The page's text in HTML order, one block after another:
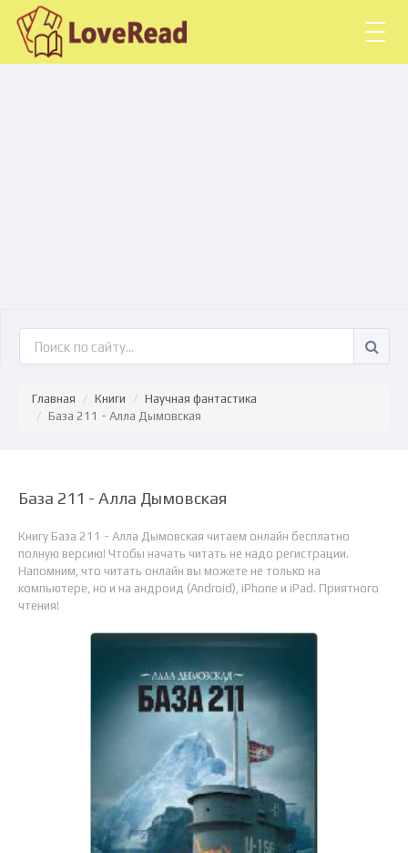
Главная Книги
Научная фантастика
База 211 - Алла Дымовская
База 211 - Алла Дымовская
Книгу База 211 - Алла Дымовская читаем онлайн бесплатно
полную версию! Чтобы начать читать не надо регистрации.
Напомним, что читать онлайн вы можете не только на
компьютере, но и на андроид (Android), iPhone и iPad. Приятного
чтения!